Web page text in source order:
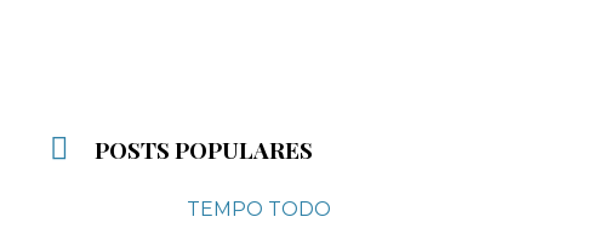
POSTS POPULARES
TEMPO TODO